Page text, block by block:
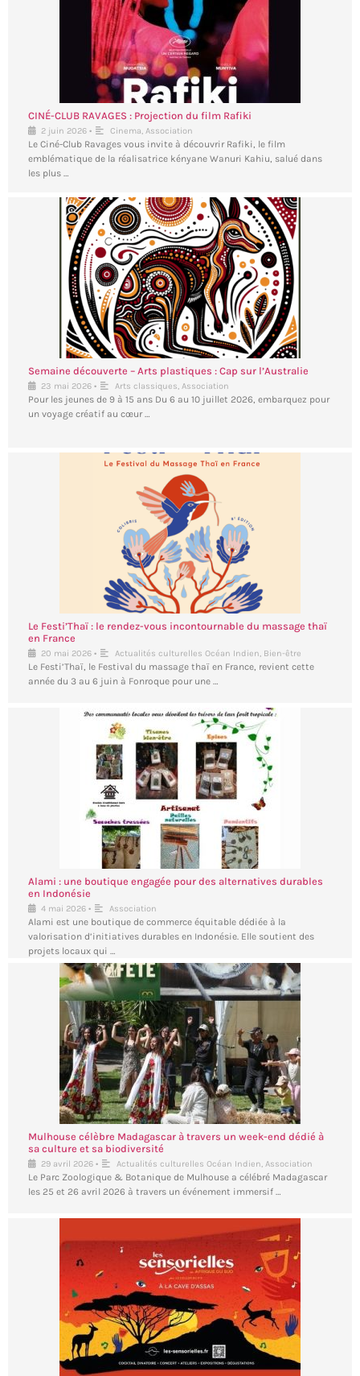
CINÉ-CLUB RAVAGES : Projection du film Rafiki
2 juin 2026 • Cinema, Association
Le Ciné-Club Ravages vous invite à découvrir Rafiki, le film
emblématique de la réalisatrice kényane Wanuri Kahiu, salué dans
les plus …
Semaine découverte – Arts plastiques : Cap sur l’Australie
23 mai 2026 • Arts classiques, Association
Pour les jeunes de 9 à 15 ans Du 6 au 10 juillet 2026, embarquez pour
un voyage créatif au cœur …
Le Festi’Thaï : le rendez-vous incontournable du massage thaï
en France
20 mai 2026 • Actualités culturelles Océan Indien, Bien-être
Le Festi’Thaï, le Festival du massage thaï en France, revient cette
année du 3 au 6 juin à Fonroque pour une …
Alami : une boutique engagée pour des alternatives durables
en Indonésie
4 mai 2026 • Association
Alami est une boutique de commerce équitable dédiée à la
valorisation d’initiatives durables en Indonésie. Elle soutient des
projets locaux qui …
Mulhouse célèbre Madagascar à travers un week-end dédié à
sa culture et sa biodiversité
29 avril 2026 • Actualités culturelles Océan Indien, Association
Le Parc Zoologique & Botanique de Mulhouse a célébré Madagascar
les 25 et 26 avril 2026 à travers un événement immersif …